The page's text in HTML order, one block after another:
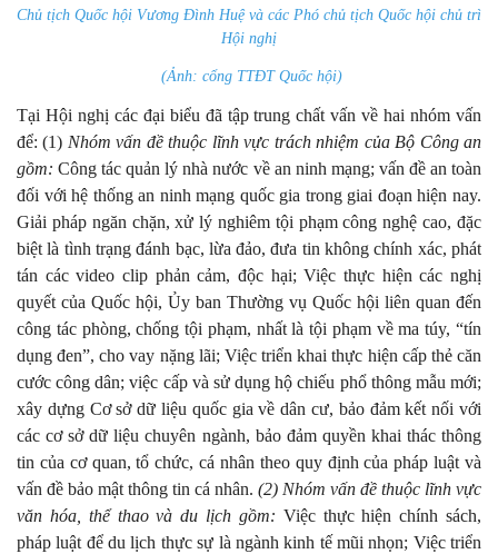
Chủ tịch Quốc hội Vương Đình Huệ và các Phó chủ tịch Quốc hội chủ trì
Hội nghị
(Ảnh: cổng TTĐT Quốc hội)
Tại Hội nghị các đại biểu đã tập trung chất vấn về hai nhóm vấn
để: (1) Nhóm vấn đề thuộc lĩnh vực trách nhiệm của Bộ Công an
gồm: Công tác quản lý nhà nước về an ninh mạng; vấn đề an toàn
đối với hệ thống an ninh mạng quốc gia trong giai đoạn hiện nay.
Giải pháp ngăn chặn, xử lý nghiêm tội phạm công nghệ cao, đặc
biệt là tình trạng đánh bạc, lừa đảo, đưa tin không chính xác, phát
tán các video clip phản cảm, độc hại; Việc thực hiện các nghị
quyết của Quốc hội, Ủy ban Thường vụ Quốc hội liên quan đến
công tác phòng, chống tội phạm, nhất là tội phạm về ma túy, “tín
dụng đen”, cho vay nặng lãi; Việc triển khai thực hiện cấp thẻ căn
cước công dân; việc cấp và sử dụng hộ chiếu phổ thông mẫu mới;
xây dựng Cơ sở dữ liệu quốc gia về dân cư, bảo đảm kết nối với
các cơ sở dữ liệu chuyên ngành, bảo đảm quyền khai thác thông
tin của cơ quan, tổ chức, cá nhân theo quy định của pháp luật và
vấn đề bảo mật thông tin cá nhân. (2) Nhóm vấn đề thuộc lĩnh vực
văn hóa, thể thao và du lịch gồm: Việc thực hiện chính sách,
pháp luật để du lịch thực sự là ngành kinh tế mũi nhọn; Việc triển